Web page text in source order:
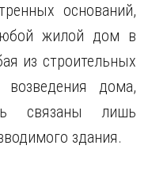
оснований,
жилой дом в
из строительных
возведения дома,
связаны лишь
здания.